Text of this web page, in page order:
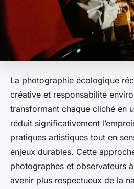
La photographie écologique
créative et responsabilité
transformant chaque cliché en
réduit significativement
pratiques artistiques tout en
enjeux durables. Cette
photographes et observateurs
avenir plus respectueux de la